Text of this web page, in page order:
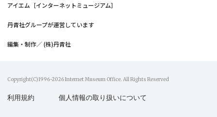
アイエム［インターネットミュージアム］
丹青社グループが運営しています
編集・制作／ (株)丹青社
Copyright(C)1996-2026 Internet Museum Office. All Rights Reserved
利用規約 個人情報の取り扱いについて